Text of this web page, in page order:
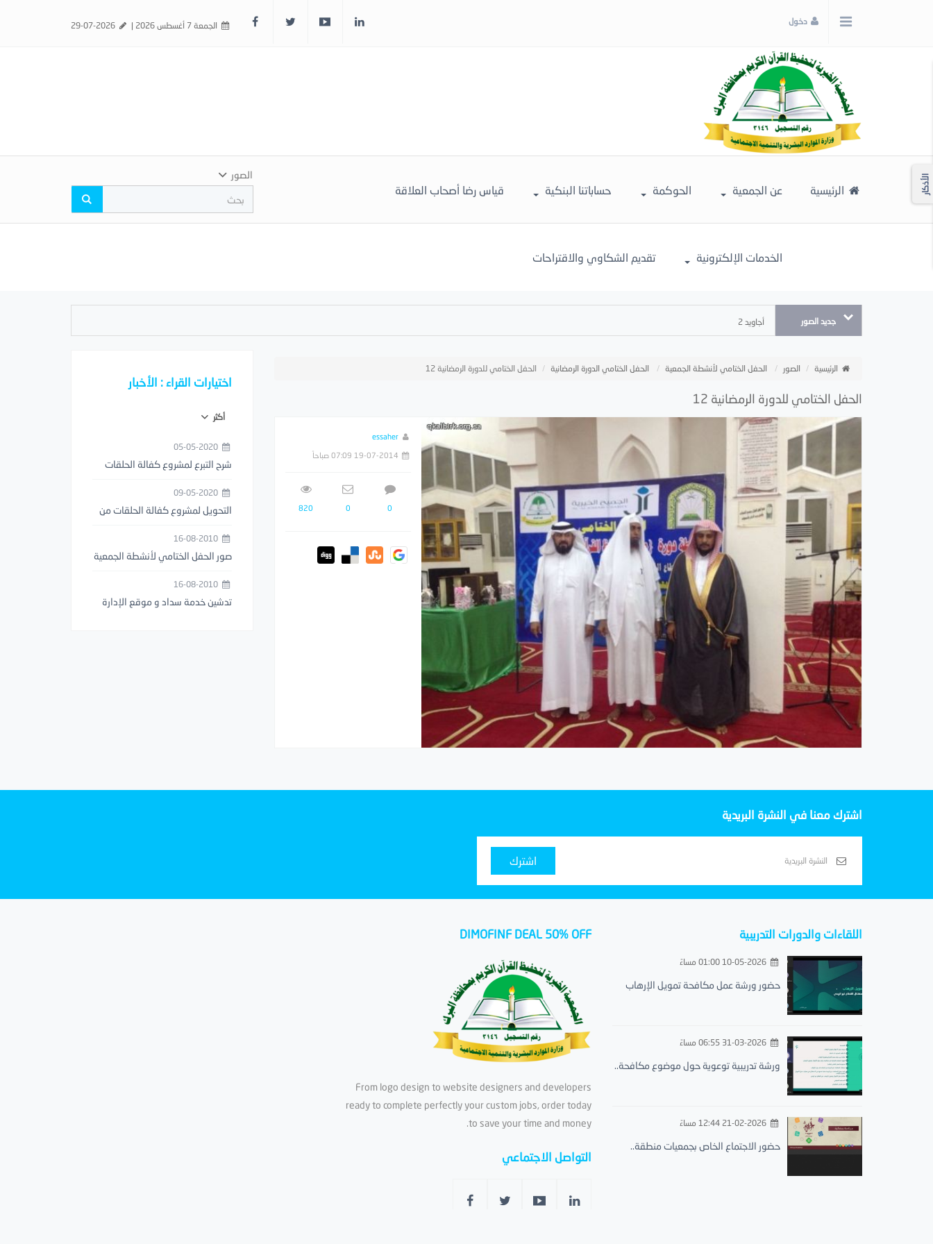
الجمعة 7 أغسطس 2026 | دخول
الرئيسية عن الجمعية الحوكمة حساباتنا البنكية قياس رضا أصحاب العلاقة
الخدمات الإلكترونية تقديم الشكاوي والاقتراحات
الصور
جديد الصور أجاويد 2
الأذكار
الرئيسية الصور الحفل الختامي لأنشطة الجمعية الحفل الختامي الدورة الرمضانية الحفل الختامي للدورة الرمضانية 12
الحفل الختامي للدورة الرمضانية 12
essaher
19-07-2014 07:09 صباحاً
0
0
820
اختيارات القراء : الأخبار
أكثر
05-05-2020
شرح التبرع لمشروع كفالة الحلقات
09-05-2020
التحويل لمشروع كفالة الحلقات من
16-08-2010
صور الحفل الختامي لأنشطة الجمعية
16-08-2010
تدشين خدمة سداد و موقع الإدارة
اشترك معنا في النشرة البريدية
اشترك
اللقاءات والدورات التدريبية
حضور ورشة عمل مكافحة تمويل الإرهاب
ورشة تدريبية توعوية حول موضوع مكافحة..
حضور الاجتماع الخاص بجمعيات منطقة..
DIMOFINF DEAL 50% OFF
From logo design to website designers and developers
ready to complete perfectly your custom jobs, order today
to save your time and money.
التواصل الاجتماعي